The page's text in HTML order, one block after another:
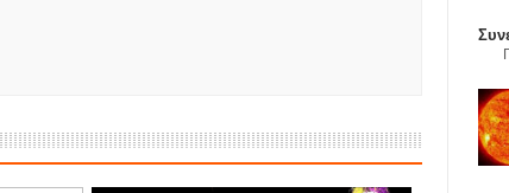
Ιδεών - Hackathon που διοργανώνει η ΑΝ.ΚΑ Α.Ε. με
αλλαγής